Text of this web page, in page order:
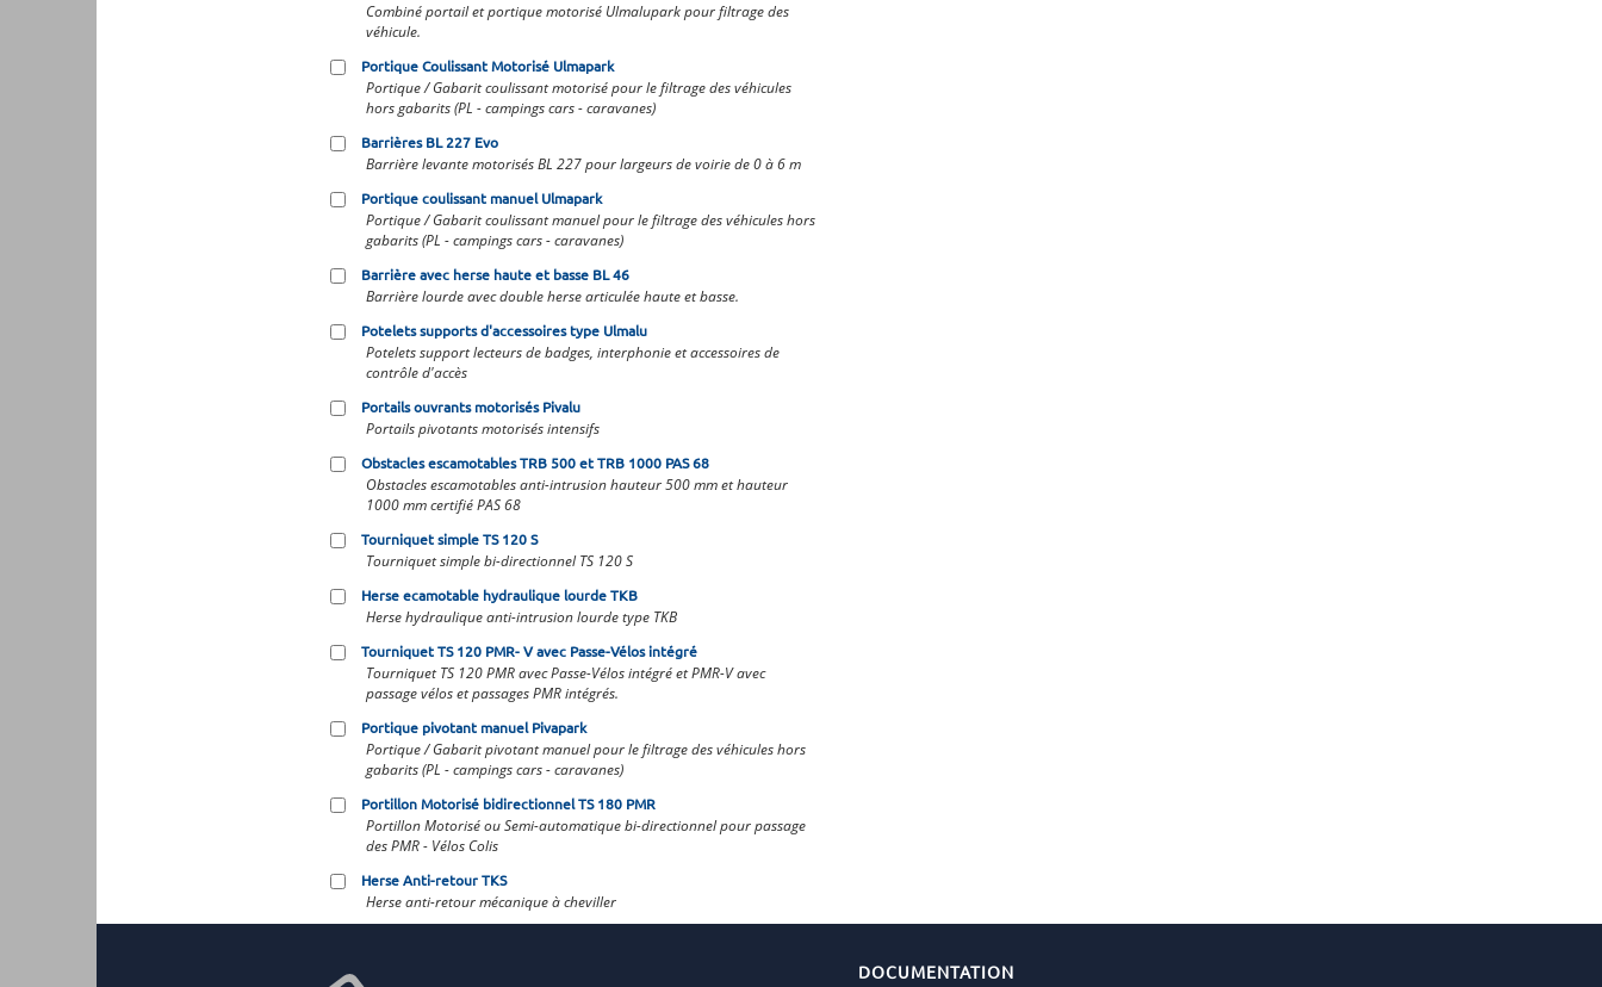
Combiné portail et portique motorisé Ulmalupark pour filtrage des
véhicule.
Portique Coulissant Motorisé Ulmapark
Portique / Gabarit coulissant motorisé pour le filtrage des véhicules
hors gabarits (PL - campings cars - caravanes)
Barrières BL 227 Evo
Barrière levante motorisés BL 227 pour largeurs de voirie de 0 à 6 m
Portique coulissant manuel Ulmapark
Portique / Gabarit coulissant manuel pour le filtrage des véhicules hors
gabarits (PL - campings cars - caravanes)
Barrière avec herse haute et basse BL 46
Barrière lourde avec double herse articulée haute et basse.
Potelets supports d'accessoires type Ulmalu
Potelets support lecteurs de badges, interphonie et accessoires de
contrôle d'accès
Portails ouvrants motorisés Pivalu
Portails pivotants motorisés intensifs
Obstacles escamotables TRB 500 et TRB 1000 PAS 68
Obstacles escamotables anti-intrusion hauteur 500 mm et hauteur
1000 mm certifié PAS 68
Tourniquet simple TS 120 S
Tourniquet simple bi-directionnel TS 120 S
Herse ecamotable hydraulique lourde TKB
Herse hydraulique anti-intrusion lourde type TKB
Tourniquet TS 120 PMR- V avec Passe-Vélos intégré
Tourniquet TS 120 PMR avec Passe-Vélos intégré et PMR-V avec
passage vélos et passages PMR intégrés.
Portique pivotant manuel Pivapark
Portique / Gabarit pivotant manuel pour le filtrage des véhicules hors
gabarits (PL - campings cars - caravanes)
Portillon Motorisé bidirectionnel TS 180 PMR
Portillon Motorisé ou Semi-automatique bi-directionnel pour passage
des PMR - Vélos Colis
Herse Anti-retour TKS
Herse anti-retour mécanique à cheviller
DOCUMENTATION